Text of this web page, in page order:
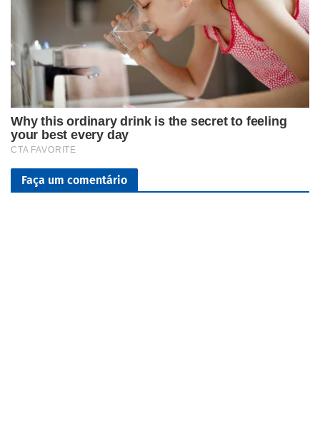
Faça um comentário